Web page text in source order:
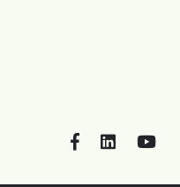
FacebookLinkedIn